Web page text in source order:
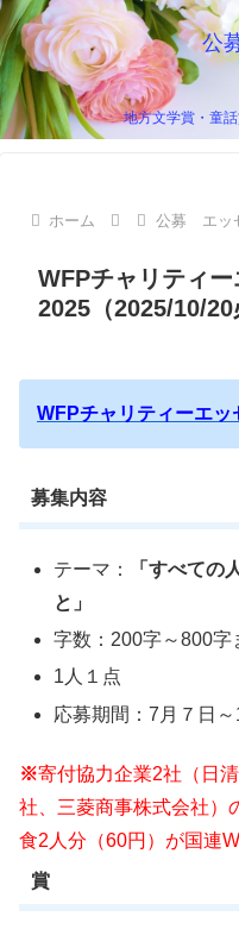
公
地方文学賞・童
ホーム 公募 エッ
WFPチャリティ
2025（2025/10/20
WFPチャリティーエ
募集内容
テーマ：
「すべての
と」
字数：200字～800字
1人１点
応募期間：7月７日～
※寄付協力企業2社（日
社、三菱商事株式会社）
食2人分（60円）が国連
賞